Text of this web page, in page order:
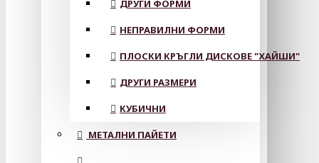
ДРУГИ ФОРМИ
НЕПРАВИЛНИ ФОРМИ
ПЛОСКИ КРЪГЛИ ДИСКОВЕ "ХАЙШИ"
ДРУГИ РАЗМЕРИ
КУБИЧНИ
МЕТАЛНИ ПАЙЕТИ